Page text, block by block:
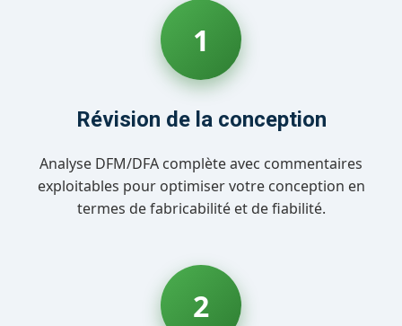
1
Révision de la conception
Analyse DFM/DFA complète avec commentaires
exploitables pour optimiser votre conception en
termes de fabricabilité et de fiabilité.
2